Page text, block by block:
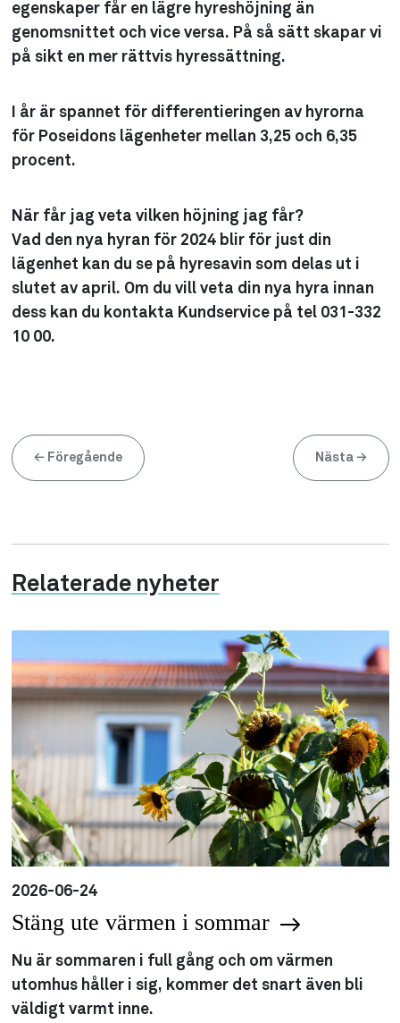
egenskaper får en lägre hyreshöjning än
genomsnittet och vice versa. På så sätt skapar vi
på sikt en mer rättvis hyressättning.
I år är spannet för differentieringen av hyrorna
för Poseidons lägenheter mellan 3,25 och 6,35
procent.
När får jag veta vilken höjning jag får?
Vad den nya hyran för 2024 blir för just din
lägenhet kan du se på hyresavin som delas ut i
slutet av april. Om du vill veta din nya hyra innan
dess kan du kontakta Kundservice på tel 031-332
10 00.
← Föregående Nästa →
Relaterade nyheter
2026-06-24
Stäng ute värmen i sommar
Nu är sommaren i full gång och om värmen
utomhus håller i sig, kommer det snart även bli
väldigt varmt inne.